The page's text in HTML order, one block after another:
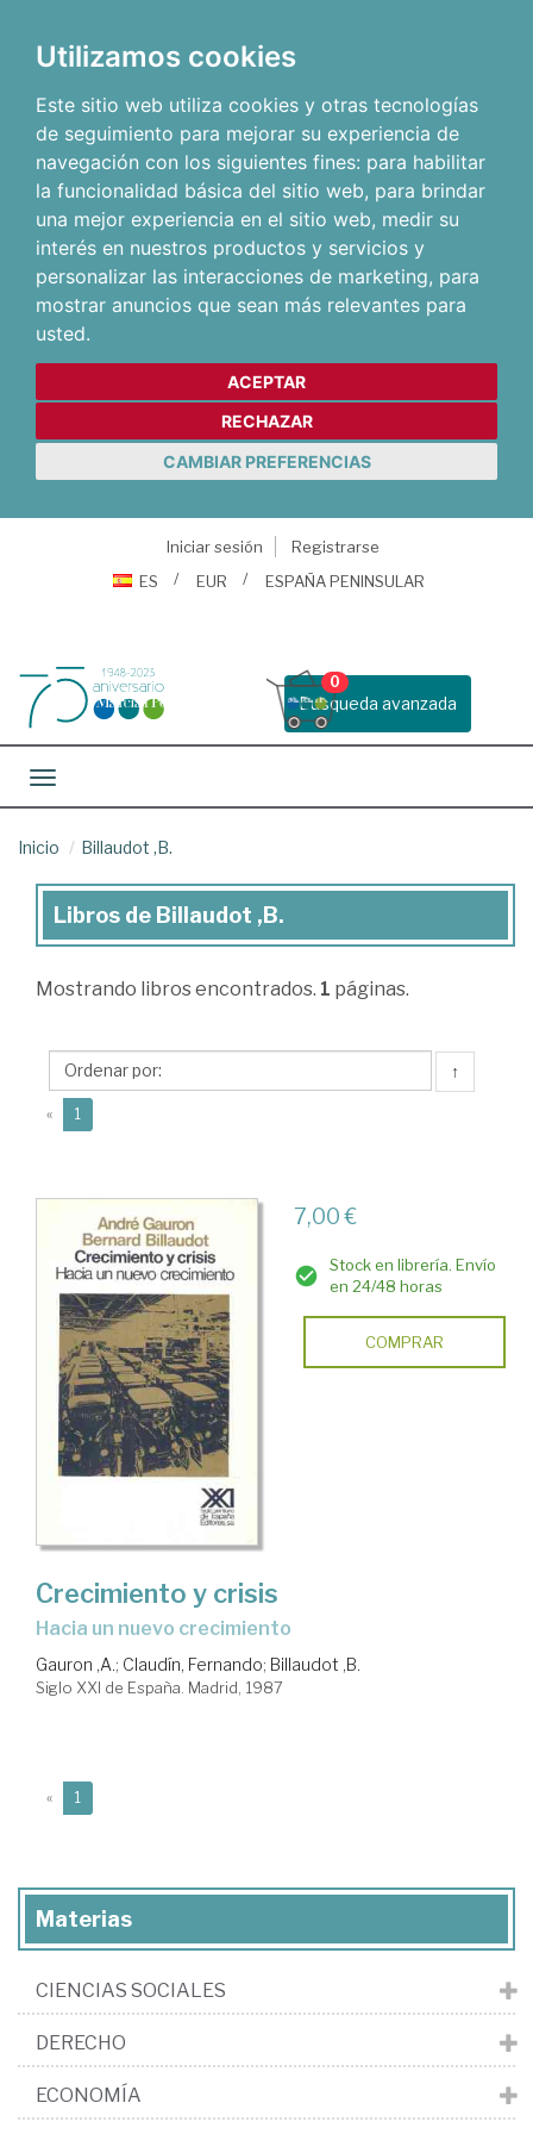
Utilizamos cookies
Este sitio web utiliza cookies y otras tecnologías
de seguimiento para mejorar su experiencia de
navegación con los siguientes fines: para habilitar
la funcionalidad básica del sitio web, para brindar
una mejor experiencia en el sitio web, medir su
interés en nuestros productos y servicios y
personalizar las interacciones de marketing, para
mostrar anuncios que sean más relevantes para
usted.
ACEPTAR
RECHAZAR
CAMBIAR PREFERENCIAS
Iniciar sesión
Registrarse
ES
EUR ESPAÑA PENINSULAR
Busqueda avanzada
0
Toggle navigation
Inicio Billaudot ,B.
Libros
Billaudot
Libros de Billaudot ,B.
Mostrando libros encontrados. 1 páginas.
↑
« 1
7,00 €
Stock en librería. Envío
en 24/48 horas
COMPRAR
Crecimiento y crisis
hacia un nuevo crecimiento
Gauron ,A.; Claudín, Fernando; Billaudot ,B.
Siglo XXI de España. Madrid, 1987
« 1
Materias
CIENCIAS SOCIALES
DERECHO
ECONOMÍA